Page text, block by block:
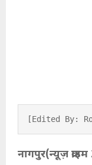
[Edited By:
नागपुर(न्यूज़